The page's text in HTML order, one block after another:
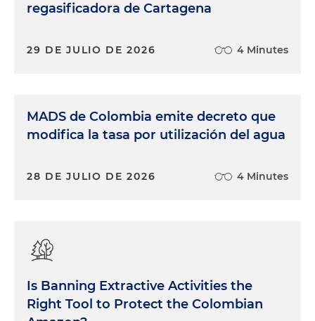
regasificadora de Cartagena
29 DE JULIO DE 2026 4 Minutes
MADS de Colombia emite decreto que
modifica la tasa por utilización del agua
28 DE JULIO DE 2026 4 Minutes
Is Banning Extractive Activities the
Right Tool to Protect the Colombian